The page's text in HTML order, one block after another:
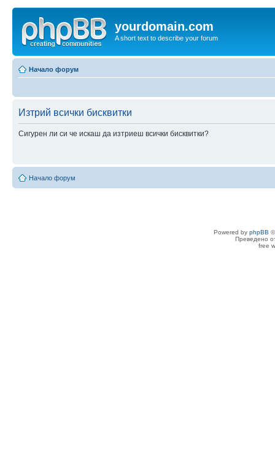
yourdomain.com
A short text to describe your forum
Начало форум
Изтрий всички бисквитки
Сигурен ли си че искаш да изтриеш всички бисквитки?
Начало форум
Powered by phpBB
Преведено
free